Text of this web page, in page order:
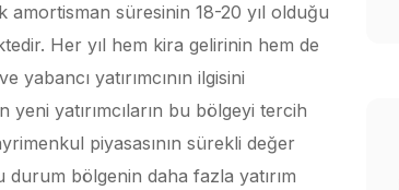
süresinin 18-20 yıl olduğu
Her yıl hem kira gelirinin hem de
yatırımcının ilgisini
yatırımcıların bu bölgeyi tercih
piyasasının sürekli değer
durum bölgenin daha fazla yatırım